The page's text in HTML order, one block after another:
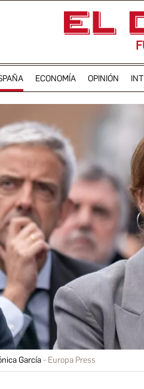
ECONOMÍA OPINIÓN
García Europa Press